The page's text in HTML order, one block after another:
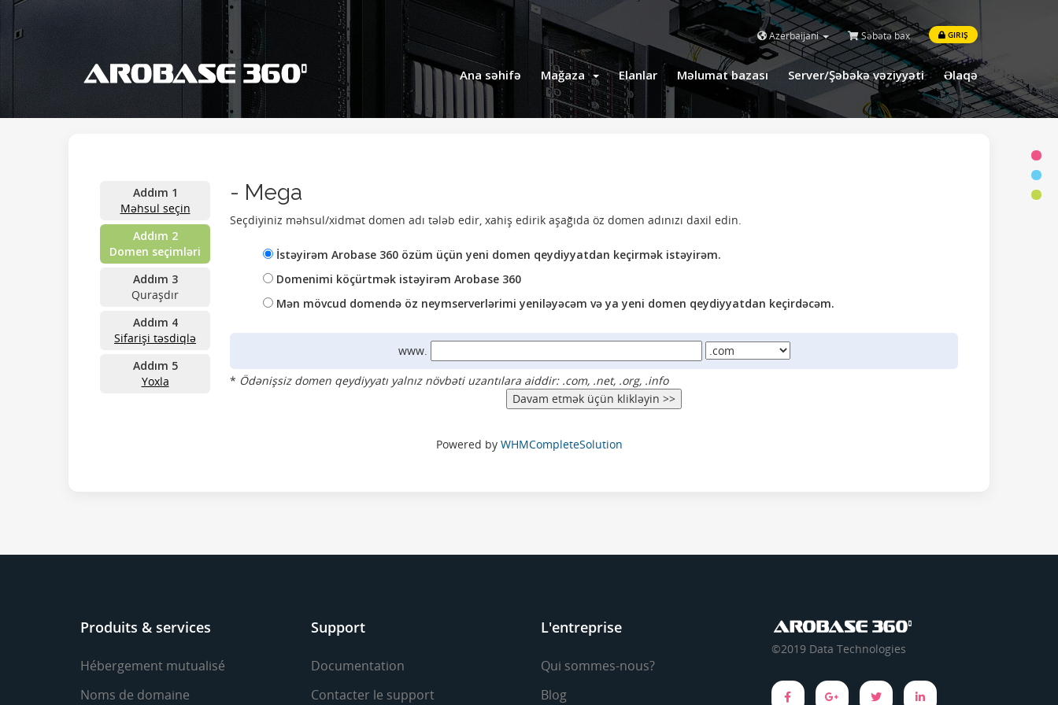
Azerbaijani Səbətə bax GIRIŞ
Ana səhifə Mağaza Elanlar Məlumat bazası Server/Şəbəkə vəziyyəti Əlaqə
Addım 1
Məhsul seçin
Addım 2
Domen seçimləri
Addım 3
Quraşdır
Addım 4
Sifarişi təsdiqlə
Addım 5
Yoxla
- Mega
Seçdiyiniz məhsul/xidmət domen adı tələb edir, xahiş edirik aşağıda öz domen adınızı daxil edin.
İstəyirəm Arobase 360 özüm üçün yeni domen qeydiyyatdan keçirmək istəyirəm.
Domenimi köçürtmək istəyirəm Arobase 360
Mən mövcud domendə öz neymserverlərimi yeniləyəcəm və ya yeni domen qeydiyyatdan keçirdəcəm.
www.
* Ödənişsiz domen qeydiyyatı yalnız növbəti uzantılara aiddir: .com, .net, .org, .info
Powered by WHMCompleteSolution
Produits & services
Hébergement mutualisé
Noms de domaine
Support
Documentation
Contacter le support
L'entreprise
Qui sommes-nous?
Blog
©2019 Data Technologies